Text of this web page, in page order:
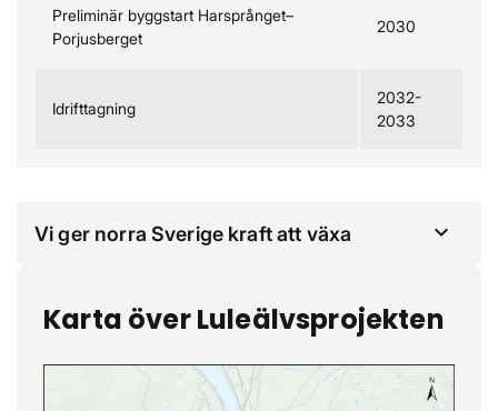
Preliminär byggstart Harsprånget–
Porjusberget
2030
Idrifttagning
2032-
2033
Vi ger norra Sverige kraft att växa
Karta över Luleälvsprojekten